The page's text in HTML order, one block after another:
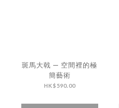
斑馬大戟 — 空間裡的極
簡藝術
HK$590.00